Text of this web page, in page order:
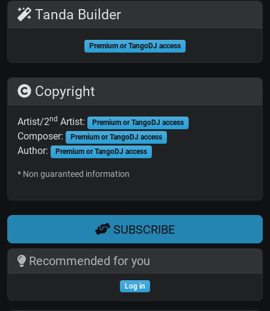
Tanda Builder
Premium or TangoDJ access
Copyright
Artist/2nd Artist: Premium or TangoDJ access
Composer: Premium or TangoDJ access
Author: Premium or TangoDJ access
* Non guaranteed information
SUBSCRIBE
Recommended for you
Log in